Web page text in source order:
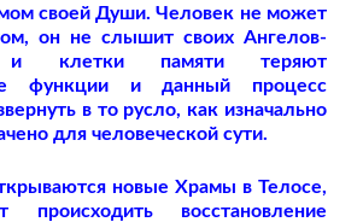
своей Души. Человек не может
он не слышит своих Ангелов-
и клетки памяти теряют
функции и данный процесс
в то русло, как изначально
для человеческой сути.
новые Храмы в Телосе,
восстановление